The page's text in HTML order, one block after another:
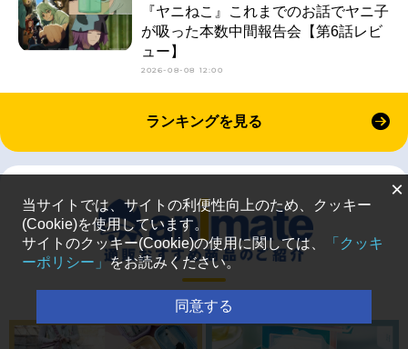
『ヤニねこ』これまでのお話でヤニ子
が吸った本数中間報告会【第6話レビ
ュー】
2026-08-08 12:00
ランキングを見る
×
当サイトでは、サイトの利便性向上のため、クッキー
(Cookie)を使用しています。
サイトのクッキー(Cookie)の使用に関しては、
「クッキ
ーポリシー」をお読みください。
同意する